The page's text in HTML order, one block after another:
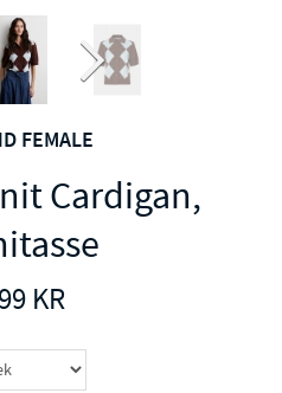
FEMALE
Cardigan,
KR